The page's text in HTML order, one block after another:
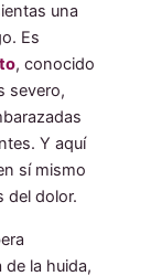
una
Es
, conocido
severo,
Y aquí
sí mismo
del dolor.
de la huida,